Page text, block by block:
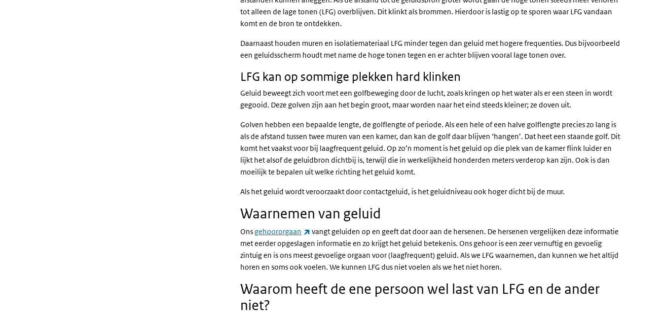
tot alleen de lage tonen (LFG) overblijven. Dit klinkt als brommen. Hierdoor is lastig op te sporen waar LFG vandaan
komt en de bron te ontdekken.
Daarnaast houden muren en isolatiemateriaal LFG minder tegen dan geluid met hogere frequenties. Dus bijvoorbeeld
een geluidsscherm houdt met name de hoge tonen tegen en er achter blijven vooral lage tonen over.
LFG kan op sommige plekken hard klinken
Geluid beweegt zich voort met een golfbeweging door de lucht, zoals kringen op het water als er een steen in wordt
gegooid. Deze golven zijn aan het begin groot, maar worden naar het eind steeds kleiner; ze doven uit.
Golven hebben een bepaalde lengte, de golflengte of periode. Als een hele of een halve golflengte precies zo lang is
als de afstand tussen twee muren van een kamer, dan kan de golf daar blijven ‘hangen’. Dat heet een staande golf. Dit
komt het vaakst voor bij laagfrequent geluid. Op zo’n moment is het geluid op die plek van de kamer flink luider en
lijkt het alsof de geluidbron dichtbij is, terwijl die in werkelijkheid honderden meters verderop kan zijn. Ook is dan
moeilijk te bepalen uit welke richting het geluid komt.
Als het geluid wordt veroorzaakt door contactgeluid, is het geluidniveau ook hoger dicht bij de muur.
Waarnemen van geluid
Onsgehoororgaan (externe link)
vangt geluiden op en geeft dat door aan de hersenen. De hersenen vergelijken deze informatie
met eerder opgeslagen informatie en zo krijgt het geluid betekenis. Ons gehoor is een zeer vernuftig en gevoelig
zintuig en is ons meest gevoelige orgaan voor (laagfrequent) geluid. Als we LFG waarnemen, dan kunnen we het altijd
horen en soms ook voelen. We kunnen LFG dus niet voelen als we het niet horen.
Waarom heeft de ene persoon wel last van LFG en de ander
niet?